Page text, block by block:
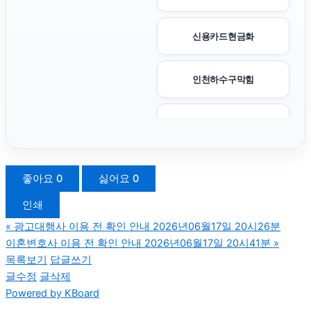
신용카드현금화
인천하수구막힘
서초이혼전문변호사
좋아요 0 싫어요 0
인쇄
« 광고대행사 이용 전 확인 안내 2026년06월17일 20시26분
이혼변호사 이용 전 확인 안내 2026년06월17일 20시41분 »
목록보기
답글쓰기
글수정 글삭제
Powered by KBoard